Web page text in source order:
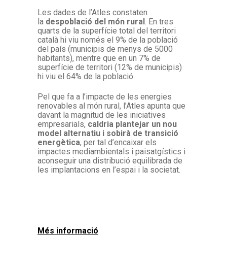
Les dades de l’Atles constaten
la despoblació del món rural . En tres
quarts de la superfície total del territori
català hi viu només el 9% de la població
del país (municipis de menys de 5000
habitants), mentre que en un 7% de
superfície de territori (12% de municipis)
hi viu el 64% de la població.
Pel que fa a l’impacte de les energies
renovables al món rural, l’Atles apunta que
davant la magnitud de les iniciatives
empresarials, caldria plantejar un nou
model alternatiu i sobirà de transició
energètica, per tal d’encaixar els
impactes mediambientals i paisatgístics i
aconseguir una distribució equilibrada de
les implantacions en l’espai i la societat.
Més informació